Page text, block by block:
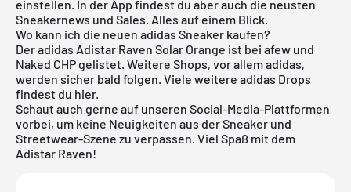
einstellen. In der App findest du aber auch die neusten
Sneakernews und Sales. Alles auf einem Blick.
Wo kann ich die neuen adidas Sneaker kaufen?
Der adidas Adistar Raven Solar Orange ist bei afew und
Naked CHP gelistet. Weitere Shops, vor allemadidas,
werden sicher bald folgen. Viele weitere adidas Drops
findest du hier.
Schaut auch gerne auf unseren Social-Media-Plattformen
vorbei, um keine Neuigkeiten aus der Sneaker und
Streetwear-Szene zu verpassen. Viel Spaß mit dem
Adistar Raven!